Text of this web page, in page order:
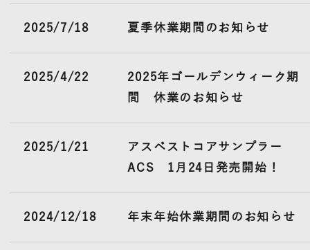
2025/7/18 夏季休業期間のお知らせ
2025/4/22
2025年ゴールデンウィーク期
間 休業のお知らせ
2025/1/21
アスベストコアサンプラー
ACS 1月24日発売開始！
2024/12/18 年末年始休業期間のお知らせ